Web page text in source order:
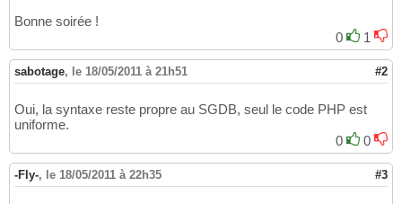
Bonne soirée !
0
1
sabotage, le 18/05/2011 à 21h51 #2
Oui, la syntaxe reste propre au SGDB, seul le code PHP est
uniforme.
0
0
-Fly-, le 18/05/2011 à 22h35 #3